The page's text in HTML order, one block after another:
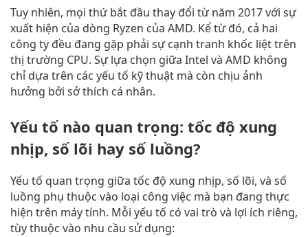
Tuy nhiên, mọi thứ bắt đầu thay đổi từ năm 2017 với sự
xuất hiện của dòng Ryzen của AMD. Kể từ đó, cả hai
công ty đều đang gặp phải sự cạnh tranh khốc liệt trên
thị trường CPU. Sự lựa chọn giữa Intel và AMD không
chỉ dựa trên các yếu tố kỹ thuật mà còn chịu ảnh
hưởng bởi sở thích cá nhân.
Yếu tố nào quan trọng: tốc độ xung
nhịp, số lõi hay số luồng?
Yếu tố quan trọng giữa tốc độ xung nhịp, số lõi, và số
luồng phụ thuộc vào loại công việc mà bạn đang thực
hiện trên máy tính. Mỗi yếu tố có vai trò và lợi ích riêng,
tùy thuộc vào nhu cầu sử dụng: